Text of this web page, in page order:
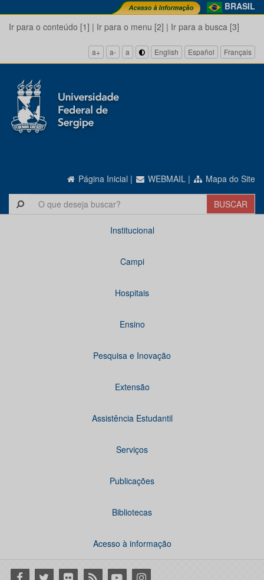
BRASIL
Ir para o conteúdo [1] | Ir para o menu [2] | Ir para a busca [3]
a+ a- a English Español Français
Página Inicial | WEBMAIL | Mapa do Site
Institucional
Campi
Hospitais
Ensino
Pesquisa e Inovação
Extensão
Assistência Estudantil
Serviços
Publicações
Bibliotecas
Acesso à informação